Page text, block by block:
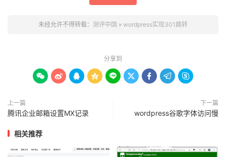
未经允许不得转载： 测评中国 » wordpress实现301跳转
分享到
        
上一篇
腾讯企业邮箱设置MX记录
下一篇
wordpress谷歌字体访问慢
相关推荐